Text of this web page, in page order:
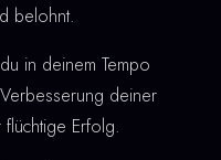
belohnt.
in deinem Tempo
deiner
Erfolg.